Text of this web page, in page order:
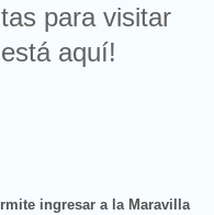
para visitar
aquí!
ingresar a la Maravilla